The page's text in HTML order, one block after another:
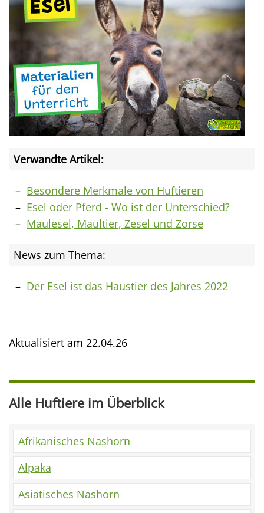
Verwandte Artikel:
Besondere Merkmale von Huftieren
Esel oder Pferd - Wo ist der Unterschied?
Maulesel, Maultier, Zesel und Zorse
News zum Thema:
Der Esel ist das Haustier des Jahres 2022
Aktualisiert am 22.04.26
Alle Huftiere im Überblick
Afrikanisches Nashorn
Alpaka
Asiatisches Nashorn